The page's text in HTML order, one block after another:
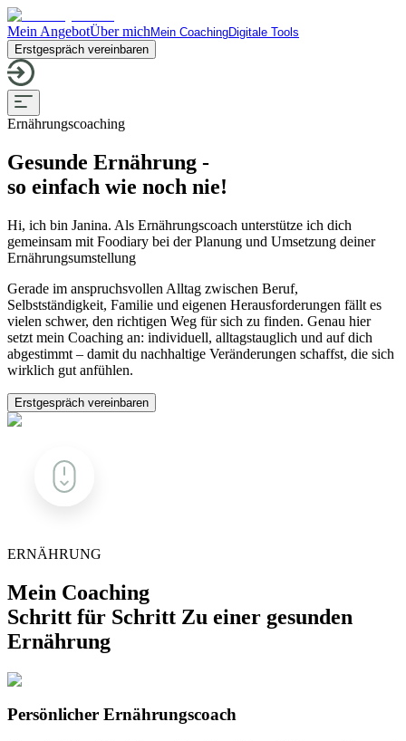
Mein AngebotÜber mich Mein CoachingDigitale Tools
Erstgespräch vereinbaren
Ernährungscoaching
Gesunde Ernährung -
so einfach wie noch nie!
Hi, ich bin Janina. Als Ernährungscoach unterstütze ich dich
gemeinsam mit Foodiary bei der Planung und Umsetzung deiner
Ernährungsumstellung
Gerade im anspruchsvollen Alltag zwischen Beruf,
Selbstständigkeit, Familie und eigenen Herausforderungen fällt es
vielen schwer, den richtigen Weg für sich zu finden. Genau hier
setzt mein Coaching an: individuell, alltagstauglich und auf dich
abgestimmt – damit du nachhaltige Veränderungen schaffst, die sich
wirklich gut anfühlen.
Erstgespräch vereinbaren
ERNÄHRUNG
Mein Coaching
Schritt für Schritt Zu einer gesunden
Ernährung
Persönlicher Ernährungscoach